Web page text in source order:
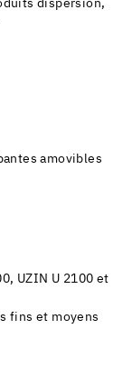
dispersion,
amovibles
UZIN U 2100 et
fins et moyens